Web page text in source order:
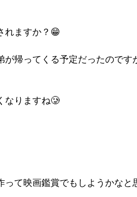
れますか？😁
帰ってくる予定だったのです
なりますね🥲
て映画鑑賞でもしようかなと